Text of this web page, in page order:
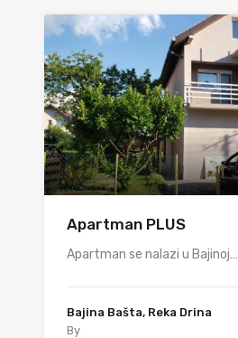
Apartman PLUS
Apartman se nalazi u Bajinoj…
Bajina Bašta, Reka Drina
By